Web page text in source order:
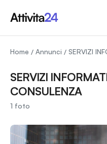
Home / Annunci /
SERVIZI
CONSULENZA
1 foto